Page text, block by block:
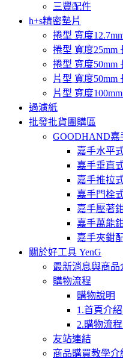
三豐配件
h+s精密墊片
捲型 寬度
捲型 寬度25mm
捲型 寬度50mm
片型 寬度50mm
片型 寬度
過濾紙
批發批貨團購區
GOODHAND嘉
嘉手水平
嘉手垂直
嘉手推拉
嘉手門栓
嘉手壓著
嘉手萬能
嘉手夾鉗
關於好工具 YenG
最新消息與商品
購物流程
購物說明
1.首頁介
2.購物流
友站連結
商品購買教學介